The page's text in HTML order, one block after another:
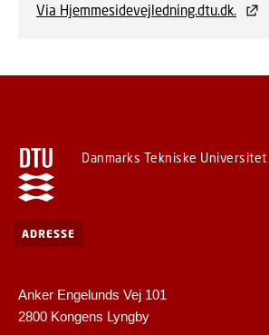
Via Hjemmesidevejledning.dtu.dk.
Danmarks Tekniske Universitet
ADRESSE
Anker Engelunds Vej 101
2800 Kongens Lyngby